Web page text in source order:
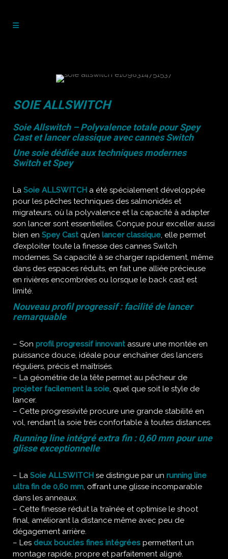
SOIE ALLSWITCH
Soie Allswitch – Polyvalence totale pour Spey
Cast et lancer classique avec cannes Switch
Une soie dédiée aux techniques modernes
Switch et Spey
La Soie ALLSWITCH a été spécialement développée
pour les pêches techniques des salmonidés et
migrateurs, où la polyvalence et la capacité à adapter
son lancer sont essentielles. Conçue pour exceller aussi
bien en Spey Cast qu’en lancer classique, elle permet
d’exploiter toute la finesse des cannes Switch
modernes. Sa capacité à se charger rapidement, même
dans des espaces réduits, en fait une alliée précieuse
en rivières encombrées ou lorsque le back cast est
limité.
Nouveau profil progressif : facilité de lancer
remarquable
– Son profil progressif innovant assure une montée en
puissance douce, idéale pour enchaîner des lancers
réguliers, précis et maîtrisés.
– La géométrie de la tête permet au pêcheur de
projeter facilement la soie, quel que soit le style de
lancer.
– Cette progressivité procure une grande stabilité en
vol, rendant la soie très confortable à toutes distances.
Running line intégré extra fin : 0,60 mm pour une
glisse exceptionnelle
– La Soie ALLSWITCH se distingue par un running line
ultra fin de 0,60 mm, offrant une glisse incomparable
dans les anneaux.
– Cette finesse réduit la traînée et optimise le shoot
final, améliorant la distance même avec peu de
dégagement arrière.
– Les deux boucles fines intégrées permettent un
montage rapide, propre et parfaitement aligné.